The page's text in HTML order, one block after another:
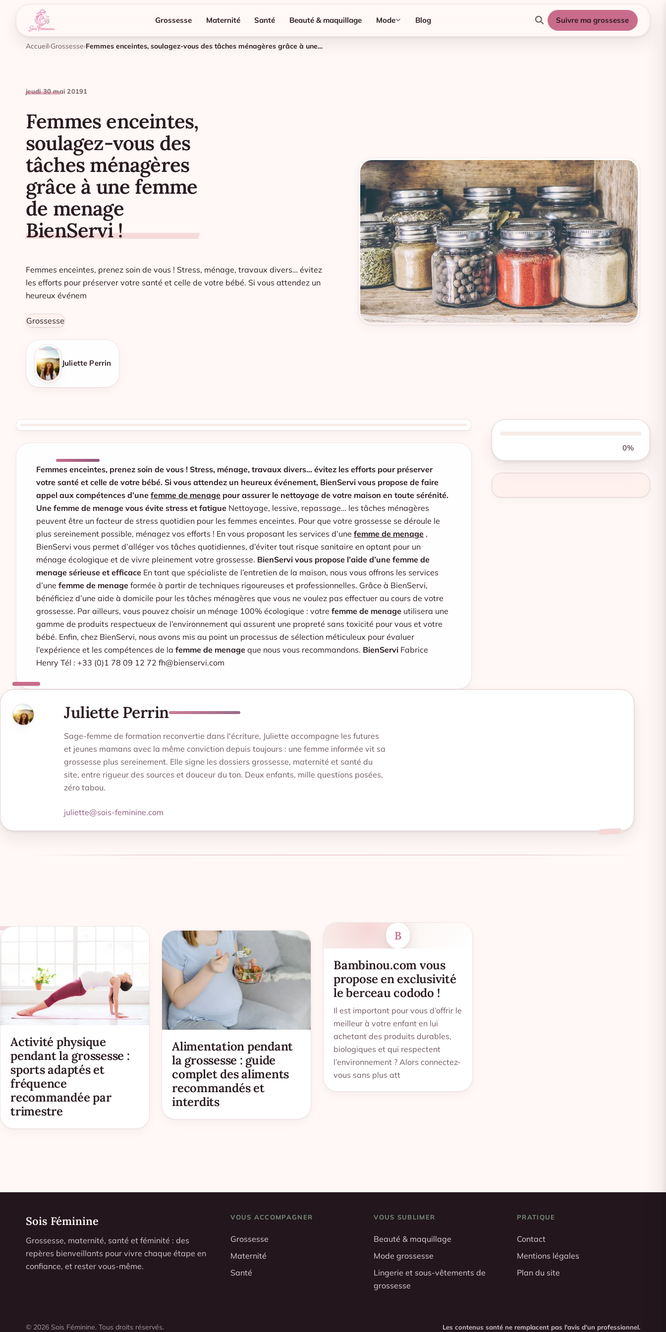
Grossesse Maternité Santé Beauté & maquillage Mode Blog Suivre ma grossesse
Accueil Grossesse Femmes enceintes, soulagez-vous des tâches ménagères grâce à une femme de menage BienServi !
jeudi 30 mai 20191
Femmes enceintes,
soulagez-vous des
tâches ménagères
grâce à une femme
de menage
BienServi !
Femmes enceintes, prenez soin de vous ! Stress, ménage, travaux divers… évitez
les efforts pour préserver votre santé et celle de votre bébé. Si vous attendez un
heureux événem
Grossesse
Juliette Perrin
Femmes enceintes, prenez soin de vous ! Stress, ménage, travaux divers… évitez les efforts pour préserver
votre santé et celle de votre bébé. Si vous attendez un heureux événement, BienServi vous propose de faire
appel aux compétences d’une femme de menage pour assurer le nettoyage de votre maison en toute sérénité.
Une femme de menage vous évite stress et fatigue Nettoyage, lessive, repassage… les tâches ménagères
peuvent être un facteur de stress quotidien pour les femmes enceintes. Pour que votre grossesse se déroule le
plus sereinement possible, ménagez vos efforts ! En vous proposant les services d’une femme de menage ,
BienServi vous permet d’alléger vos tâches quotidiennes, d’éviter tout risque sanitaire en optant pour un
ménage écologique et de vivre pleinement votre grossesse. BienServi vous propose l’aide d’une femme de
menage sérieuse et efficace En tant que spécialiste de l’entretien de la maison, nous vous offrons les services
d’une femme de menage formée à partir de techniques rigoureuses et professionnelles. Grâce à BienServi,
bénéficiez d’une aide à domicile pour les tâches ménagères que vous ne voulez pas effectuer au cours de votre
grossesse. Par ailleurs, vous pouvez choisir un ménage 100% écologique : votre femme de menage utilisera une
gamme de produits respectueux de l’environnement qui assurent une propreté sans toxicité pour vous et votre
bébé. Enfin, chez BienServi, nous avons mis au point un processus de sélection méticuleux pour évaluer
l’expérience et les compétences de la femme de menage que nous vous recommandons. BienServi Fabrice
Henry Tél : +33 (0)1 78 09 12 72 fh@bienservi.com
0%
Juliette Perrin
Sage-femme de formation reconvertie dans l'écriture, Juliette accompagne les futures
et jeunes mamans avec la même conviction depuis toujours : une femme informée vit sa
grossesse plus sereinement. Elle signe les dossiers grossesse, maternité et santé du
site, entre rigueur des sources et douceur du ton. Deux enfants, mille questions posées,
zéro tabou.
juliette@sois-feminine.com
Activité physique
pendant la grossesse :
sports adaptés et
fréquence
recommandée par
trimestre
Alimentation pendant
la grossesse : guide
complet des aliments
recommandés et
interdits
B
Bambinou.com vous
propose en exclusivité
le berceau cododo !
Il est important pour vous d’offrir le
meilleur à votre enfant en lui
achetant des produits durables,
biologiques et qui respectent
l’environnement ? Alors connectez-
vous sans plus att
Sois Féminine
Grossesse, maternité, santé et féminité : des
repères bienveillants pour vivre chaque étape en
confiance, et rester vous-même.
VOUS ACCOMPAGNER
Grossesse
Maternité
Santé
VOUS SUBLIMER
Beauté & maquillage
Mode grossesse
Lingerie et sous-vêtements de
grossesse
PRATIQUE
Contact
Mentions légales
Plan du site
© 2026 Sois Féminine. Tous droits réservés. Les contenus santé ne remplacent pas l'avis d'un professionnel.